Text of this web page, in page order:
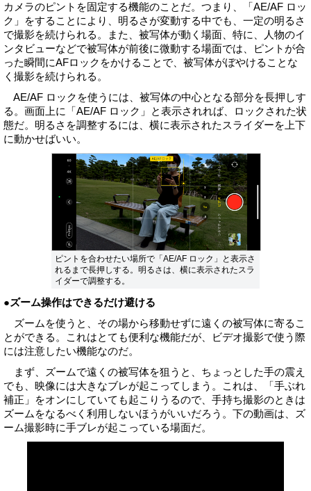
カメラのピントを固定する機能のことだ。つまり、「AE/AF ロッ
ク」をすることにより、明るさが変動する中でも、一定の明るさ
で撮影を続けられる。また、被写体が動く場面、特に、人物のイ
ンタビューなどで被写体が前後に微動する場面では、ピントが合
った瞬間にAFロックをかけることで、被写体がぼやけることな
く撮影を続けられる。
AE/AF ロックを使うには、被写体の中心となる部分を長押しす
る。画面上に「AE/AF ロック」と表示されれば、ロックされた状
態だ。明るさを調整するには、横に表示されたスライダーを上下
に動かせばいい。
ピントを合わせたい場所で「AE/AF ロック」と表示さ
れるまで長押しする。明るさは、横に表示されたスラ
イダーで調整する。
●ズーム操作はできるだけ避ける
ズームを使うと、その場から移動せずに遠くの被写体に寄るこ
とができる。これはとても便利な機能だが、ビデオ撮影で使う際
には注意したい機能なのだ。
まず、ズームで遠くの被写体を狙うと、ちょっとした手の震え
でも、映像には大きなブレが起こってしまう。これは、「手ぶれ
補正」をオンにしていても起こりうるので、手持ち撮影のときは
ズームをなるべく利用しないほうがいいだろう。下の動画は、ズ
ーム撮影時に手ブレが起こっている場面だ。